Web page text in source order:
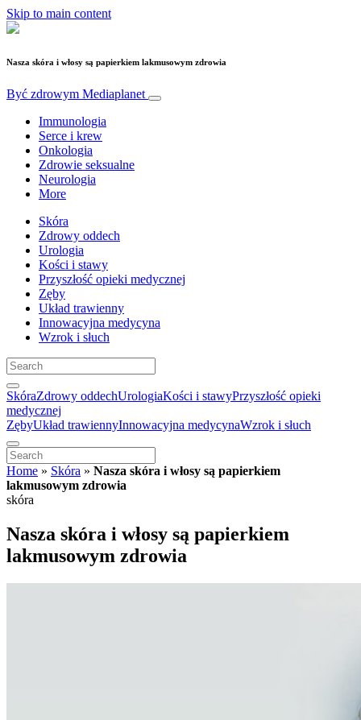
Skip to main content
Nasza skóra i włosy są papierkiem lakmusowym zdrowia
Być zdrowym Mediaplanet
Immunologia
Serce i krew
Onkologia
Zdrowie seksualne
Neurologia
More
Skóra
Zdrowy oddech
Urologia
Kości i stawy
Przyszłość opieki medycznej
Zęby
Układ trawienny
Innowacyjna medycyna
Wzrok i słuch
SkóraZdrowy oddechUrologiaKości i stawyPrzyszłość opieki
medycznej
ZębyUkład trawiennyInnowacyjna medycynaWzrok i słuch
Home » Skóra » Nasza skóra i włosy są papierkiem
lakmusowym zdrowia
skóra
Nasza skóra i włosy są papierkiem
lakmusowym zdrowia